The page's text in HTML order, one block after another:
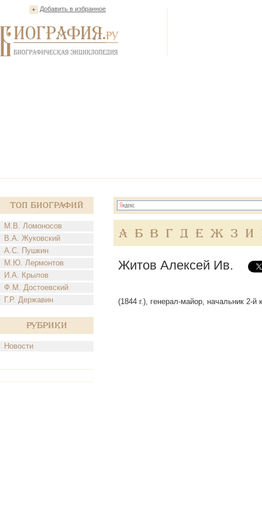
Добавить в избранное
Топ Биографий
М.В. Ломоносов
В.А. Жуковский
А.С. Пушкин
М.Ю. Лермонтов
И.А. Крылов
Ф.М. Достоевский
Г.Р. Державин
Рубрики
Новости
А Б В Г Д Е Ж З И
Житов Алексей Ив.
(1844 г.), генерал-майор, начальник 2-